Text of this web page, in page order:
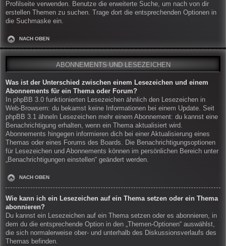
Profilseite verwenden. Benutze die erweiterte Suche, um nach von dir
erstellen Themen zu suchen. Trage dort die entsprechenden Optionen in
die Suchmaske ein.
NACH OBEN
ABONNEMENTS UND LESEZEICHEN
Was ist der Unterschied zwischen einem Lesezeichen und einem
Abonnements für ein Thema oder Forum?
In phpBB 3.0 funktionierten Lesezeichen ähnlich den Lesezeichen in
Web-Browsern: du bekamst keine Informationen bei einem Update. Seit
phpBB 3.1 ähneln Lesezeichen mehr einem Abonnement: du kannst eine
Benachrichtigung erhalten, wenn ein Thema aktualisiert wird.
Abonnements hingegen informieren dich bei einer Aktualisierung eines
Themas oder eines Forums des Boards. Die Benachrichtigungsoptionen
für Lesezeichen und Abonnements können im persönlichen Bereich unter
„Benachrichtigungen einstellen“ geändert werden.
NACH OBEN
Wie kann ich ein Lesezeichen auf ein Thema setzen oder ein Thema
abonnieren?
Du kannst ein Lesezeichen auf ein Thema setzen oder es abonnieren, in
dem du die entsprechende Option in den „Themen-Optionen“ auswählst,
die sich normalerweise ober- und unterhalb des Diskussionsverlaufs des
Themas befinden.